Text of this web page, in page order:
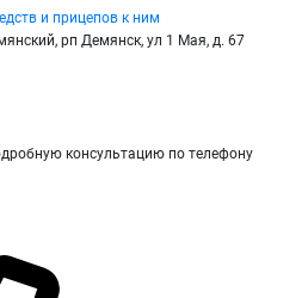
и прицепов к ним
рп Демянск, ул 1 Мая, д. 67
консультацию по телефону